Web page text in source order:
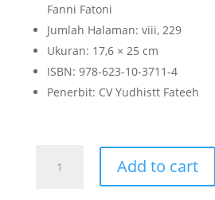
Fanni Fatoni
Jumlah Halaman: viii, 229
Ukuran: 17,6 × 25 cm
ISBN: 978-623-10-3711-4
Penerbit: CV Yudhistt Fateeh
Poligon
Add to cart